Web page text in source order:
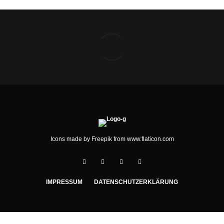
Icons made by Freepikfrom www.flaticon.com
IMPRESSUM DATENSCHUTZERKLÄRUNG